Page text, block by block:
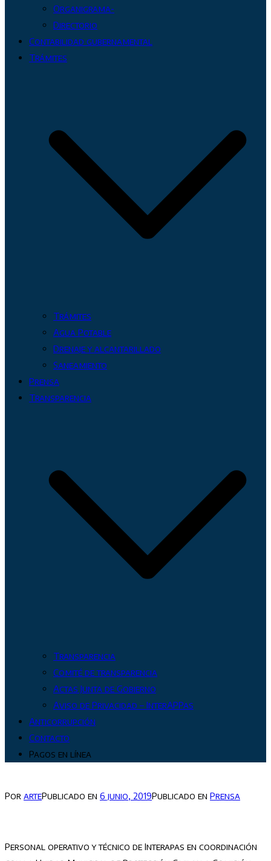
Organigrama-
Directorio
Contabilidad gubernamental
Trámites
Trámites
Agua Potable
Drenaje y alcantarillado
Saneamiento
Prensa
Transparencia
Transparencia
Comité de transparencia
Actas Junta de Gobierno
Aviso de Privacidad – InterAPPas
Anticorrupción
Contacto
Pagos en línea
Por artePublicado en 6 junio, 2019Publicado en Prensa
Personal operativo y técnico de Interapas en coordinación